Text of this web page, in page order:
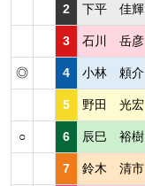
2 下平 佳輝
3 石川 岳彦
◎ 4 小林 頼介
5 野田 光宏
○ 6 辰巳 裕樹
7 鈴木 清市